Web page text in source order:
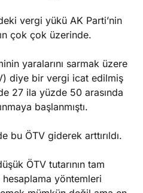
vergi yükü AK Parti’nin
çok çok üzerinde.
yaralarını sarmak üzere
diye bir vergi icat edilmiş
27 ila yüzde 50 arasında
başlanmıştı.
bu ÖTV giderek arttırıldı.
ÖTV tutarının tam
yöntemleri